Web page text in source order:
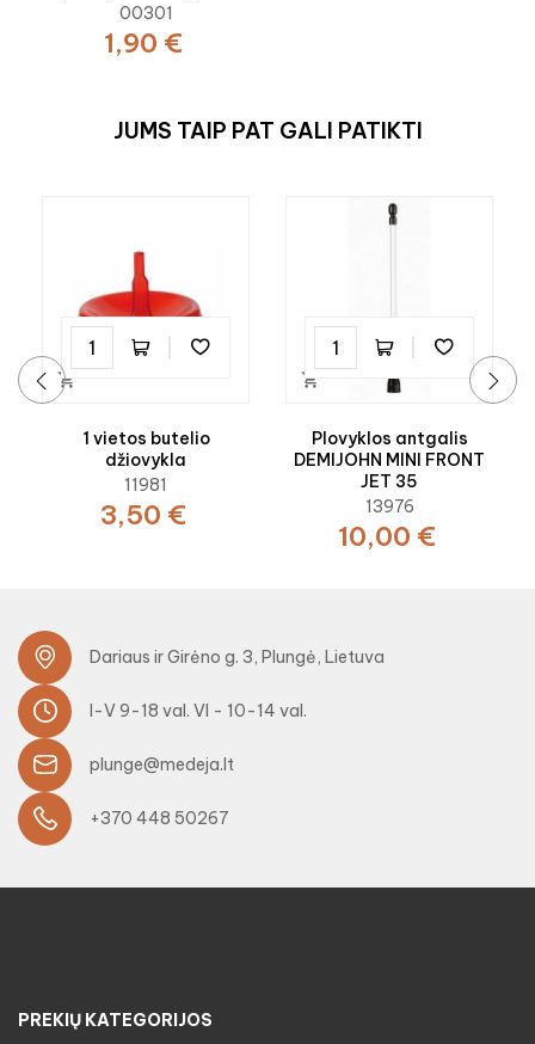
00301
1,90 €
JUMS TAIP PAT GALI PATIKTI

1 vietos butelio
džiovykla
11981
3,50 €

Plovyklos antgalis
DEMIJOHN MINI FRONT
JET 35
13976
10,00 €
Dariaus ir Girėno g. 3, Plungė, Lietuva
I-V 9-18 val. VI - 10-14 val.
plunge@medeja.lt
+370 448 50267
PREKIŲ KATEGORIJOS